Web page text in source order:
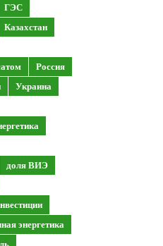
ГЭС
Казахстан
Россия
Украина
доля ВИЭ
энергетика